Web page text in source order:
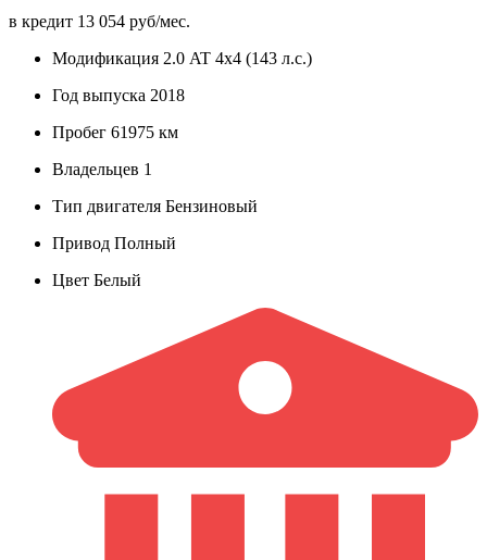
в кредит 13 054 руб/мес.
Модификация 2.0 AT 4x4 (143 л.с.)
Год выпуска 2018
Пробег 61975 км
Владельцев 1
Тип двигателя Бензиновый
Привод Полный
Цвет Белый